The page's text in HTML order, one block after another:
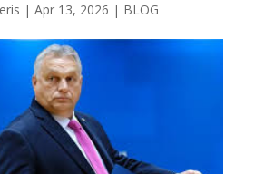
| Apr 13, 2026 | BLOG